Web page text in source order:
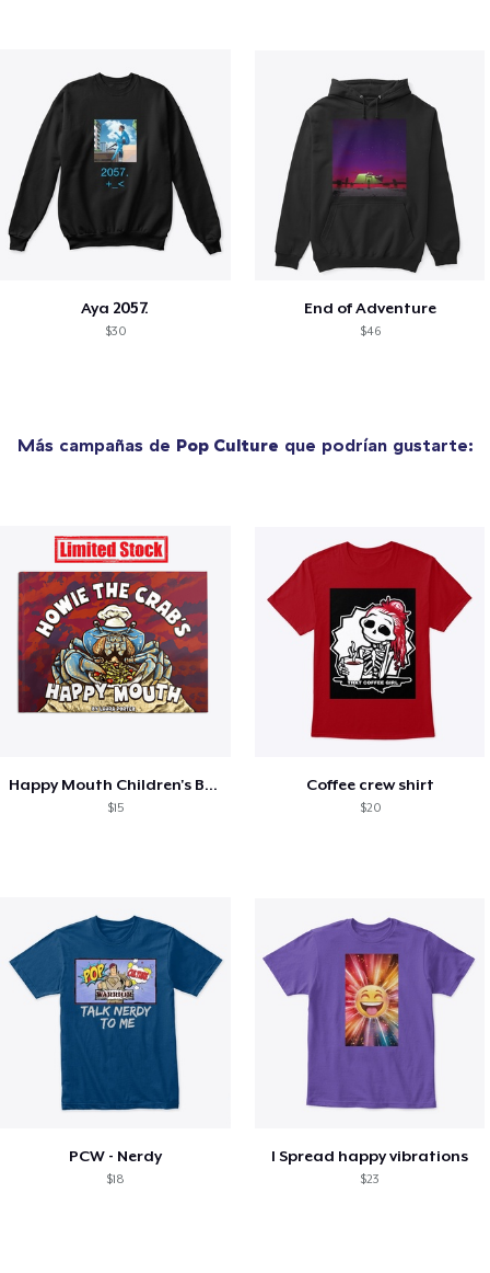
Aya 2057.
$30
End of Adventure
$46
Más campañas de Pop Culture que podrían gustarte:
Happy Mouth Children's Book
$15
Coffee crew shirt
$20
PCW - Nerdy
$18
I Spread happy vibrations
$23